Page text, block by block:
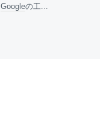
Googleの工...